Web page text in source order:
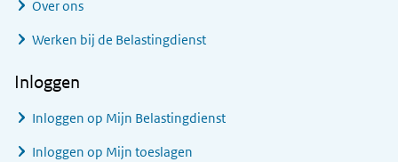
Over ons
Werken bij de Belastingdienst
Inloggen
Inloggen op Mijn Belastingdienst
Inloggen op Mijn toeslagen